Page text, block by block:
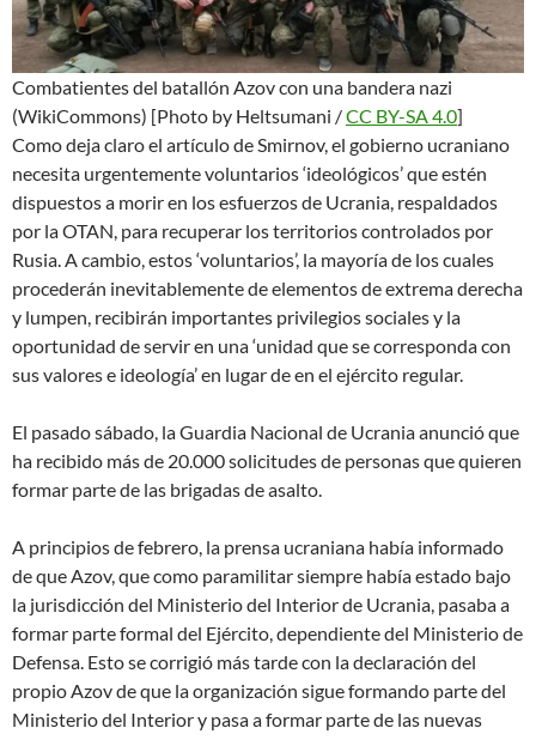
Combatientes del batallón Azov con una bandera nazi
(WikiCommons) [Photo by Heltsumani /CC BY-SA 4.0]
Como deja claro el artículo de Smirnov, el gobierno ucraniano
necesita urgentemente voluntarios ‘ideológicos’ que estén
dispuestos a morir en los esfuerzos de Ucrania, respaldados
por la OTAN, para recuperar los territorios controlados por
Rusia. A cambio, estos ‘voluntarios’, la mayoría de los cuales
procederán inevitablemente de elementos de extrema derecha
y lumpen, recibirán importantes privilegios sociales y la
oportunidad de servir en una ‘unidad que se corresponda con
sus valores e ideología’ en lugar de en el ejército regular.
El pasado sábado, la Guardia Nacional de Ucrania anunció que
ha recibido más de 20.000 solicitudes de personas que quieren
formar parte de las brigadas de asalto.
A principios de febrero, la prensa ucraniana había informado
de que Azov, que como paramilitar siempre había estado bajo
la jurisdicción del Ministerio del Interior de Ucrania, pasaba a
formar parte formal del Ejército, dependiente del Ministerio de
Defensa. Esto se corrigió más tarde con la declaración del
propio Azov de que la organización sigue formando parte del
Ministerio del Interior y pasa a formar parte de las nuevas